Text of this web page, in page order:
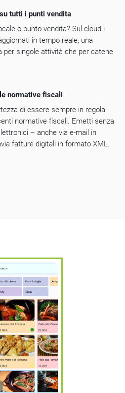
tutti i punti vendita
o punto vendita? Sul cloud i
in tempo reale, una
per singole attività che per catene
normative fiscali
di essere sempre in regola
normative fiscali. Emetti senza
– anche via e-mail in
fatture digitali in formato XML.